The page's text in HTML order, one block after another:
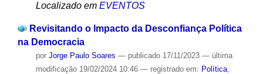
Localizado em EVENTOS
Revisitando o Impacto da Desconfiança Política
na Democracia
por Jorge Paulo Soares — publicado17/11/2023 — última
modificação19/02/2024 10:46 — registrado em: Política,